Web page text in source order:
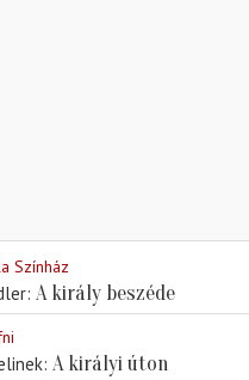
Színház
A király beszéde
A királyi úton